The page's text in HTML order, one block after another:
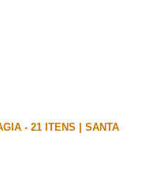
- 21 ITENS | SANTA